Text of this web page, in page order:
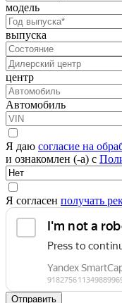
модель
выпуска
центр
Автомобиль
Я даю согласие на
и ознакомлен (-а) с
Я согласен получать